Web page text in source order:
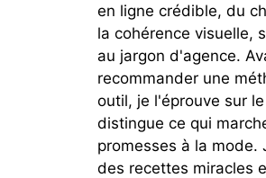
en ligne crédible, du
la cohérence visuelle,
au jargon d'agence.
recommander une
outil, je l'éprouve sur
distingue ce qui
promesses à la mode.
des recettes miracles